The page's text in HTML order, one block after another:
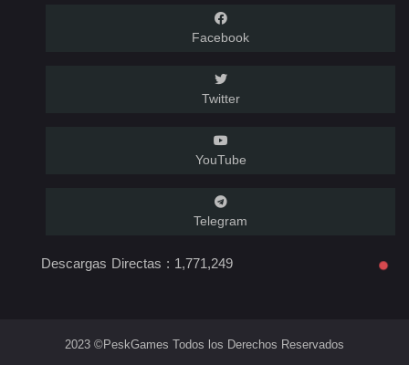
Facebook
Twitter
YouTube
Telegram
Descargas Directas : 1,771,249
2023 ©PeskGames Todos los Derechos Reservados